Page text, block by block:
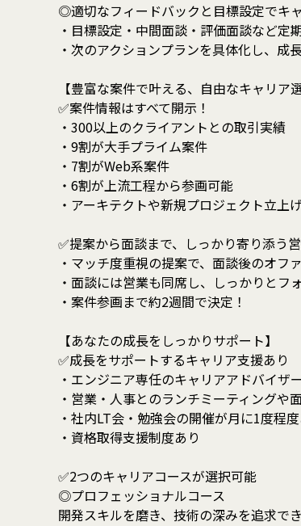
◎適切なフィードバックと目標設定でキ
・目標設定・中間面談・評価面談など定
・次のアクションプランを具体化し、成
【豊富な案件で叶える、自由なキャリア選
✅案件情報はすべて開示！
・300以上のクライアントとの取引実績
・9割が大手プライム案件
・7割がWeb系案件
・6割が上流工程から参画可能
・アーキテクトや新規プロジェクト立上
✅提案から面談まで、しっかり寄り添う
・マッチ度重視の提案で、面談後のオフ
・面談には営業も同席し、しっかりとフ
・案件参画まで約2週間で決定！
【あなたの成長をしっかりサポート】
✅成長をサポートするキャリア支援あり
・エンジニア専任のキャリアアドバイ
・営業・人事とのランチミーティングや
・社内LT会・勉強会の開催が月に1度程
・資格取得支援制度あり
✅2つのキャリアコースが選択可能
◎プロフェッショナルコース
開発スキルを磨き、技術の深みを追求で